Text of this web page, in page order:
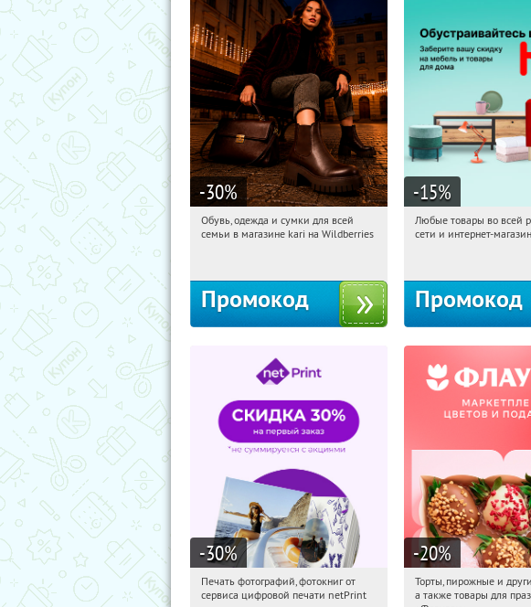
-30%
15:51:00 Получили:
Обувь, одежда и сумки для всей
семьи в магазине kari на Wildberries
Промокод
-15%
15:51:00
Любые товары во всей
сети и интернет-
Промокод
-30%
15:51:00 Получили:
Печать фотографий, фотокниг от
сервиса цифровой печати netPrint
-20%
15:51:00
Торты, пирожные и
а также товары для